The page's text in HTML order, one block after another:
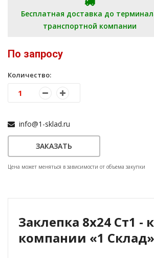
Бесплатная доставка до
транспортной компании
По запросу
Количество:
info@1-sklad.ru
ЗАКАЗАТЬ
Цена может меняться в зависимости от объема закупки
Заклепка 8x24 Ст1 -
компании «1 Склад»